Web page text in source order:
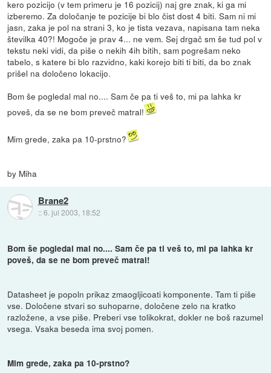
kero pozicijo (v tem primeru je 16 pozicij) naj gre znak, ki ga mi
izberemo. Za določanje te pozicije bi blo čist dost 4 biti. Sam ni mi
jasn, zaka je pol na strani 3, ko je tista vezava, napisana tam neka
številka 40?! Mogoče je prav 4... ne vem. Sej drgač sm še tud pol v
tekstu neki vidi, da piše o nekih 4ih bitih, sam pogrešam neko
tabelo, s katere bi blo razvidno, kaki korejo biti ti biti, da bo znak
prišel na določeno lokacijo.
Bom še pogledal mal no.... Sam če pa ti veš to, mi pa lahka kr
poveš, da se ne bom preveč matral!
Mim grede, zaka pa 10-prstno?
by Miha
Brane2
::6. jul 2003, 18:52
Bom še pogledal mal no.... Sam če pa ti veš to, mi pa lahka kr
poveš, da se ne bom preveč matral!
Datasheet je popoln prikaz zmaogljicoati komponente. Tam ti piše
vse. Določene stvari so suhoparne, določene zelo na kratko
razložene, a vse piše. Preberi vse tolikokrat, dokler ne boš razumel
vsega. Vsaka beseda ima svoj pomen.
Mim grede, zaka pa 10-prstno?